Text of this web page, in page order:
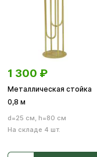
1 300 ₽
Металлическая стойка
0,8 м
d=25 см, h=80 см
На складе 4 шт.